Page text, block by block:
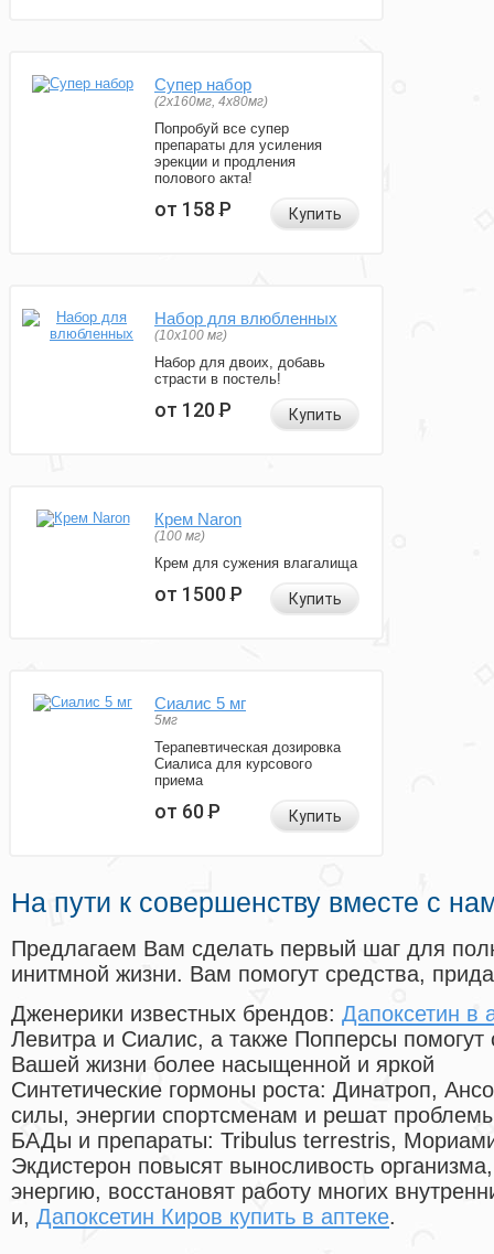
Супер набор
(2х160мг, 4х80мг)
Попробуй все супер
препараты для усиления
эрекции и продления
полового акта!
от 158Р Купить
Набор для влюбленных
(10х100 мг)
Набор для двоих, добавь
страсти в постель!
от 120Р Купить
Крем Naron
(100 мг)
Крем для сужения влагалища
от 1500Р Купить
Сиалис 5 мг
5мг
Терапевтическая дозировка
Сиалиса для курсового
приема
от 60Р Купить
На пути к совершенству вместе с
Предлагаем Вам сделать первый шаг для
инитмной жизни. Вам помогут средства,
Дженерики известных брендов: Дапоксетин в
Левитра и Сиалис, а также Попперсы помогут
Вашей жизни более насыщенной и яркой
Синтетические гормоны роста: Динатроп,
силы, энергии спортсменам и решат
БАДы и препараты: Tribulus terrestris,
Экдистерон повысят выносливость
энергию, восстановят работу многих
и, Дапоксетин Киров купить в аптеке.